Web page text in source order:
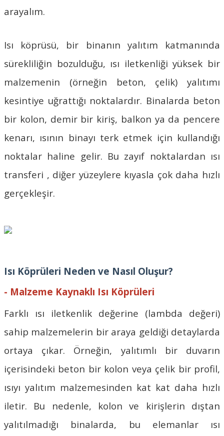
arayalım.
Isı köprüsü, bir binanın yalıtım katmanında
sürekliliğin bozulduğu, ısı iletkenliği yüksek bir
malzemenin (örneğin beton, çelik) yalıtımı
kesintiye uğrattığı noktalardır. Binalarda beton
bir kolon, demir bir kiriş, balkon ya da pencere
kenarı, ısının binayı terk etmek için kullandığı
noktalar haline gelir. Bu zayıf noktalardan ısı
transferi , diğer yüzeylere kıyasla çok daha hızlı
gerçekleşir.
Isı Köprüleri Neden ve Nasıl Oluşur?
- Malzeme Kaynaklı Isı Köprüleri
Farklı ısı iletkenlik değerine (lambda değeri)
sahip malzemelerin bir araya geldiği detaylarda
ortaya çıkar. Örneğin, yalıtımlı bir duvarın
içerisindeki beton bir kolon veya çelik bir profil,
ısıyı yalıtım malzemesinden kat kat daha hızlı
iletir. Bu nedenle, kolon ve kirişlerin dıştan
yalıtılmadığı binalarda, bu elemanlar ısı